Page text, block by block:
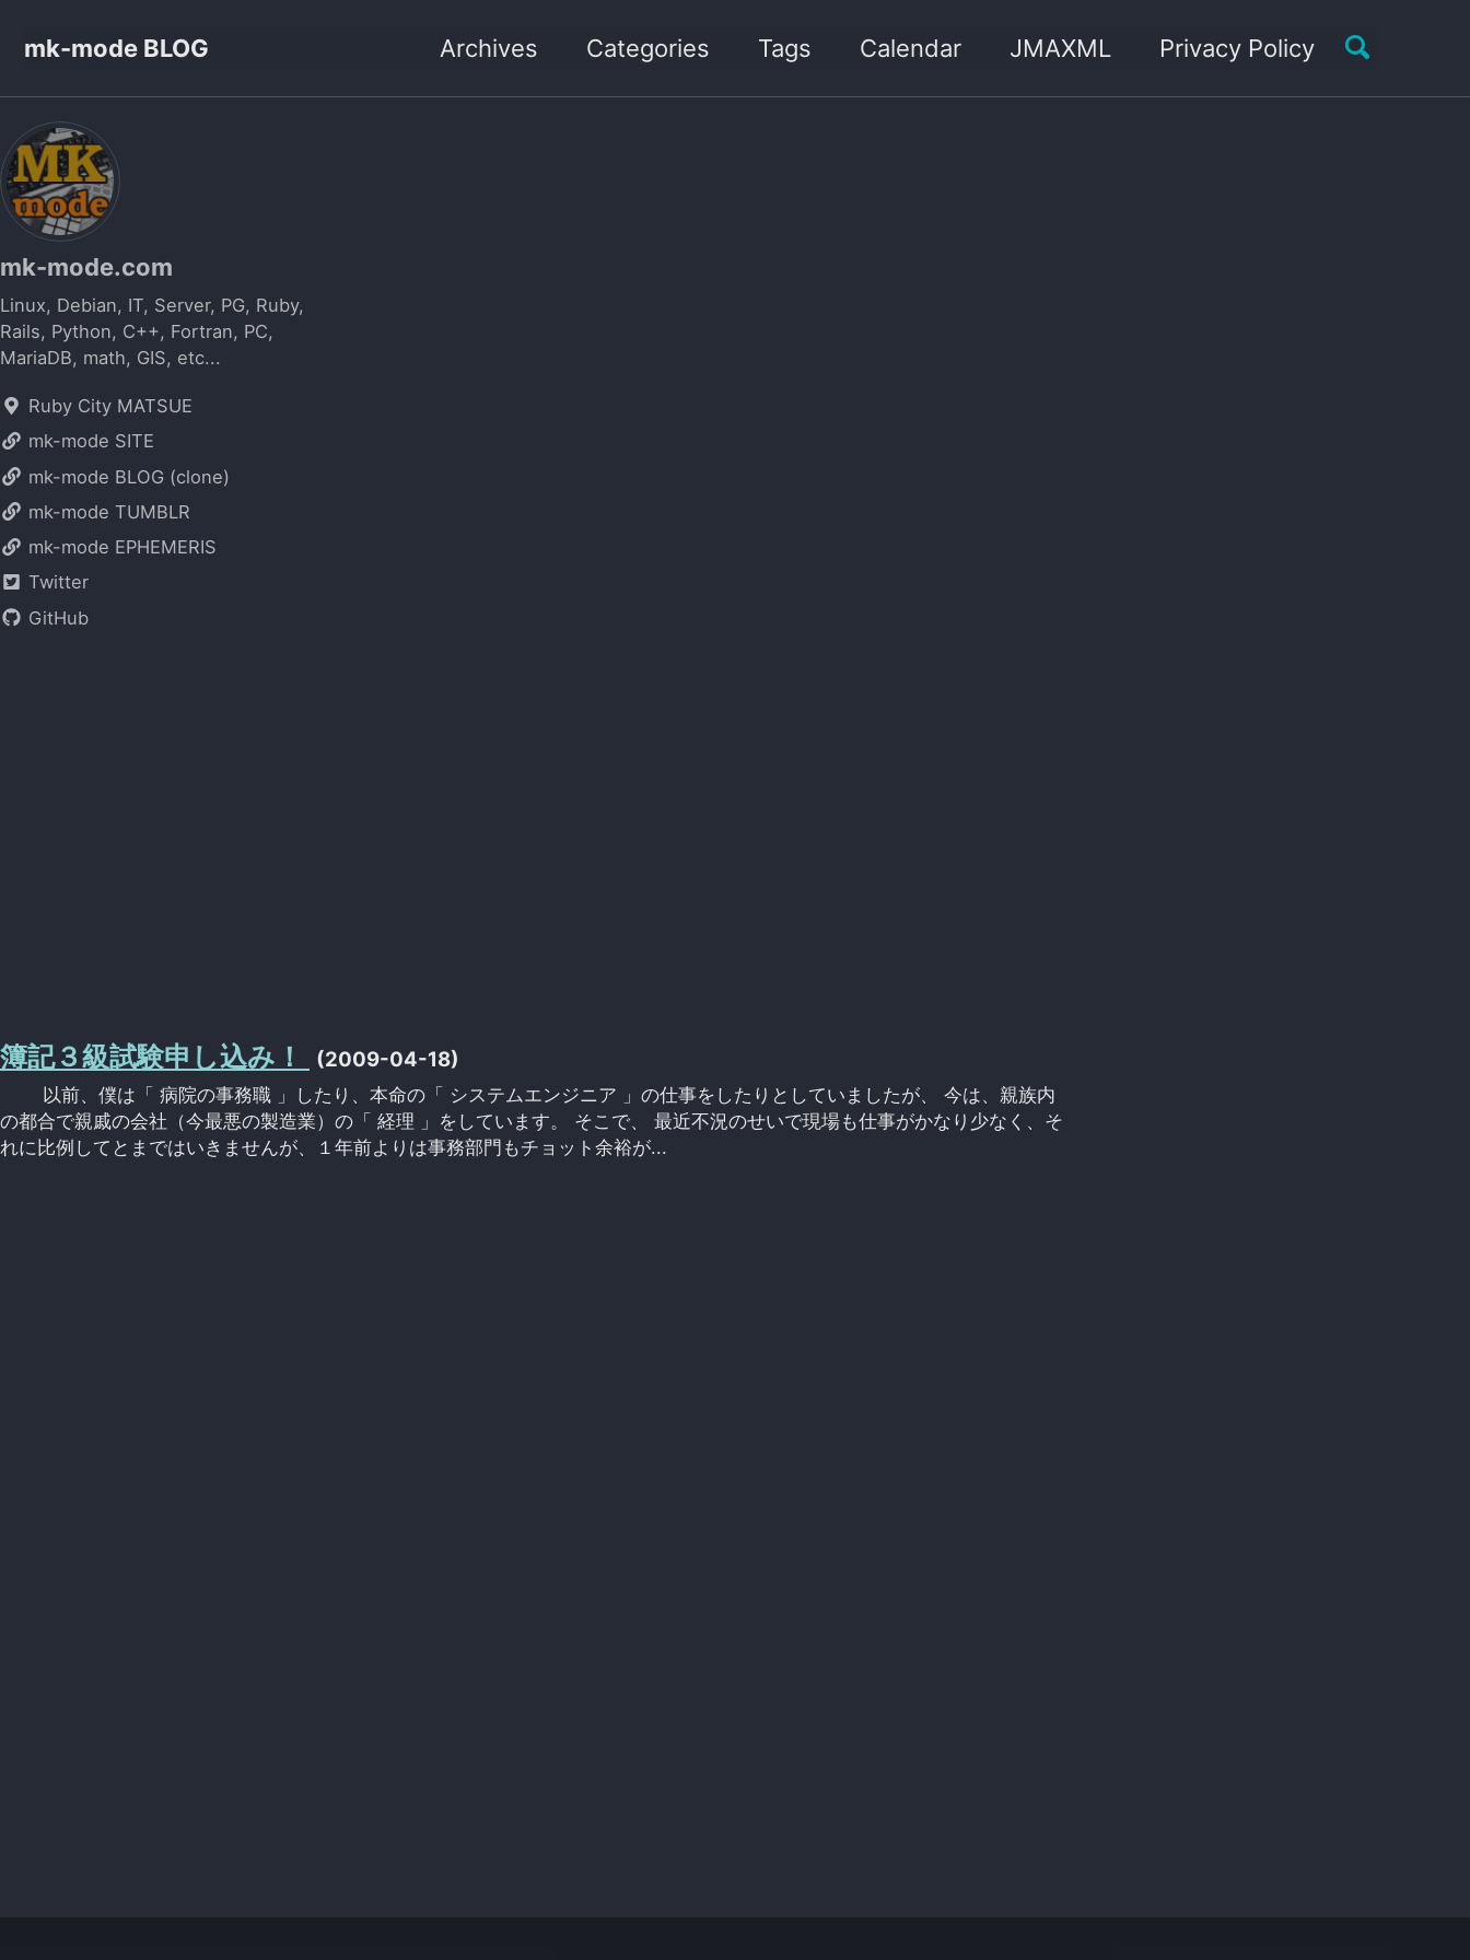
mk-mode BLOG Archives Categories Tags Calendar JMAXML Privacy Policy Toggle
mk-mode.com
Linux, Debian, IT, Server, PG, Ruby,
Rails, Python, C++, Fortran, PC,
MariaDB, math, GIS, etc...
Ruby City MATSUE
mk-mode SITE
mk-mode BLOG (clone)
mk-mode TUMBLR
mk-mode EPHEMERIS
Twitter
GitHub
簿記３級試験申し込み！ (2009-04-18)
以前、僕は「 病院の事務職 」したり、本命の「 システムエンジニア 」の仕事をしたりとしていましたが、 今は、親族内
の都合で親戚の会社（今最悪の製造業）の「 経理 」をしています。 そこで、 最近不況のせいで現場も仕事がかなり少なく、そ
れに比例してとまではいきませんが、１年前よりは事務部門もチョット余裕が...